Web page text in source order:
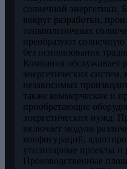
солнечной энергетики.
вокруг разработки,
тонкопленочных
преобразуют
без использования
Компания обслуживает
энергетических
независимых
также коммерческие и
приобретающие
энергетических нужд.
включает модули
конфигураций,
утилитарные проекты и
Производственные